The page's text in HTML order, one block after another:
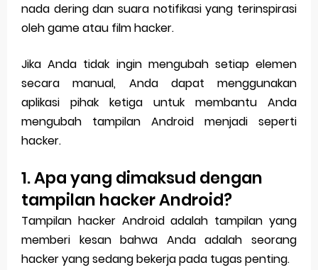
nada dering dan suara notifikasi yang terinspirasi
oleh game atau film hacker.
Jika Anda tidak ingin mengubah setiap elemen
secara manual, Anda dapat menggunakan
aplikasi pihak ketiga untuk membantu Anda
mengubah tampilan Android menjadi seperti
hacker.
1. Apa yang dimaksud dengan
tampilan hacker Android?
Tampilan hacker Android adalah tampilan yang
memberi kesan bahwa Anda adalah seorang
hacker yang sedang bekerja pada tugas penting.